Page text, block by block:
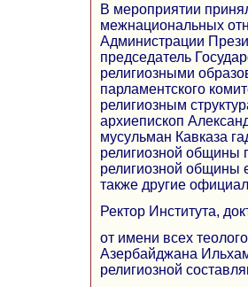
В мероприятии
межнациональных
Администрации
председатель
религиозными
парламентского
религиозным
архиепископ
мусульман Кавказа
религиозной общины
религиозной общины
также другие
Ректор Института,
от имени всех
Азербайджана
религиозной